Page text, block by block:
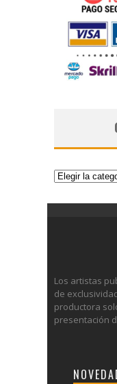
Categorías
Los artistas
de
productora
presentación